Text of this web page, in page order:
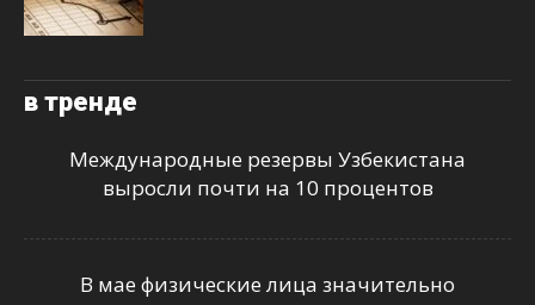
в тренде
Международные резервы Узбекистана
выросли почти на 10 процентов
В мае физические лица значительно